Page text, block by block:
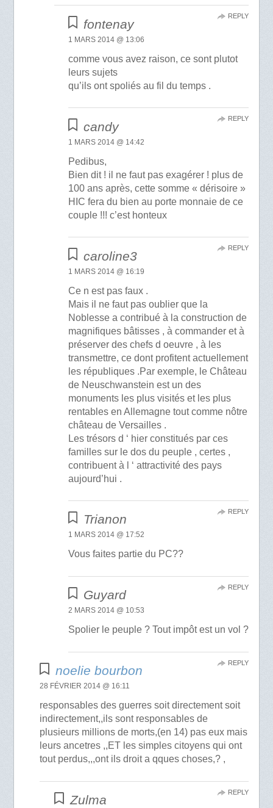
fontenay
1 MARS 2014 @ 13:06
comme vous avez raison, ce sont plutot
leurs sujets
qu’ils ont spoliés au fil du temps .
REPLY
candy
1 MARS 2014 @ 14:42
Pedibus,
Bien dit ! il ne faut pas exagérer ! plus de
100 ans après, cette somme « dérisoire »
HIC fera du bien au porte monnaie de ce
couple !!! c’est honteux
REPLY
caroline3
1 MARS 2014 @ 16:19
Ce n est pas faux .
Mais il ne faut pas oublier que la
Noblesse a contribué à la construction de
magnifiques bâtisses , à commander et à
préserver des chefs d oeuvre , à les
transmettre, ce dont profitent actuellement
les républiques .Par exemple, le Château
de Neuschwanstein est un des
monuments les plus visités et les plus
rentables en Allemagne tout comme nôtre
château de Versailles .
Les trésors d ‘ hier constitués par ces
familles sur le dos du peuple , certes ,
contribuent à l ‘ attractivité des pays
aujourd’hui .
REPLY
Trianon
1 MARS 2014 @ 17:52
Vous faites partie du PC??
REPLY
Guyard
2 MARS 2014 @ 10:53
Spolier le peuple ? Tout impôt est un vol ?
REPLY
noelie bourbon
28 FÉVRIER 2014 @ 16:11
responsables des guerres soit directement soit
indirectement,,ils sont responsables de
plusieurs millions de morts,(en 14) pas eux mais
leurs ancetres ,,ET les simples citoyens qui ont
tout perdus,,,ont ils droit a qques choses,? ,
REPLY
Zulma
REPLY